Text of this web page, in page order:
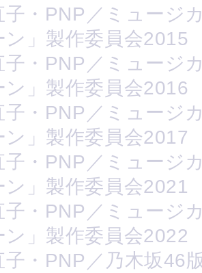
・PNP／ミュージ
ン」製作委員会2015
・PNP／ミュージ
ン」製作委員会2016
・PNP／ミュージ
ン」製作委員会2017
・PNP／ミュージ
ン」製作委員会2021
・PNP／ミュージ
ン」製作委員会2022
・PNP／乃木坂46